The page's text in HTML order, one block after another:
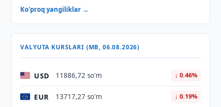
Ko'proq yangiliklar →
VALYUTA KURSLARI (MB, 06.08.2026)
USD 11886,72 so'm ↓ 0.46%
EUR 13717,27 so'm ↓ 0.19%